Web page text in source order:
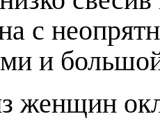
с
и
женщин